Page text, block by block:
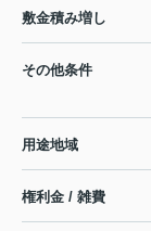
敷金積み増し
その他条件
用途地域
権利金 / 雑費